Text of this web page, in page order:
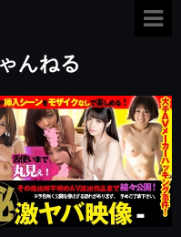
んねる